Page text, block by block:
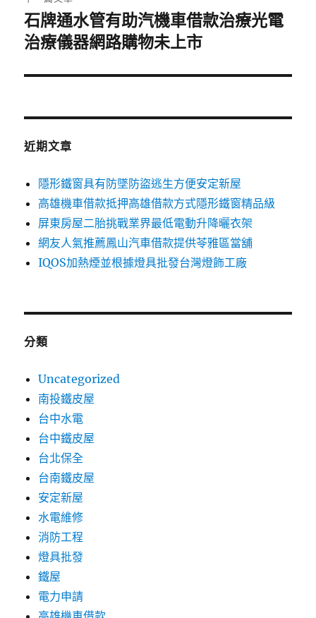
下
一
文
石牌通水管有助汽機車借款治療光電
治療儀器網路購物未上市
近期文章
隱形鐵窗具有防墜防盜逃生方便安定新屋
高雄機車借款抵押高雄借款方式隱形鐵窗精品級
屏東房屋二胎挑戰業界最低電動升降曬衣架
網友人氣推薦鳳山汽車借款提供苓雅區當舖
IQOS加熱煙並根據燈具批發台灣燈飾工廠
分類
Uncategorized
南投鐵皮屋
台中水電
台中鐵皮屋
台北保全
台南鐵皮屋
安定新屋
水電維修
消防工程
燈具批發
鐵屋
電力申請